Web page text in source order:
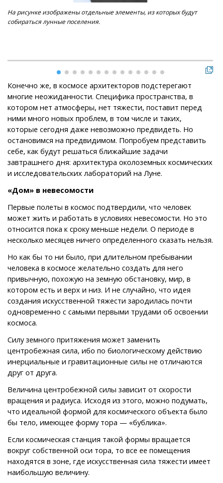
На рисунке изображены отдельные элементы, из которых будут
собираться лунные поселения.
Конечно же, в космосе архитекторов подстерегают
многие неожиданности. Специфика пространства, в
котором нет атмосферы, нет тяжести, поставит перед
ними много новых проблем, в том числе и таких,
которые сегодня даже невозможно предвидеть. Но
остановимся на предвидимом. Попробуем представить
себе, как будут решаться ближайшие задачи
завтрашнего дня: архитектура околоземных космических
и исследовательских лабораторий на Луне.
«Дом» в невесомости
Первые полеты в космос подтвердили, что человек
может жить и работать в условиях невесомости. Но это
относится пока к сроку меньше недели. О периоде в
несколько месяцев ничего определенного сказать нельзя.
Но как бы то ни было, при длительном пребывании
человека в космосе желательно создать для него
привычную, похожую на земную обстановку, мир, в
котором есть и верх и низ. И не случайно, что идея
создания искусственной тяжести зародилась почти
одновременно с самыми первыми трудами об освоении
космоса.
Силу земного притяжения может заменить
центробежная сила, ибо по биологическому действию
инерциальные и гравитационные силы не отличаются
друг от друга.
Величина центробежной силы зависит от скорости
вращения и радиуса. Исходя из этого, можно подумать,
что идеальной формой для космического объекта было
бы тело, имеющее форму тора — «бублика».
Если космическая станция такой формы вращается
вокруг собственной оси тора, то все ее помещения
находятся в зоне, где искусственная сила тяжести имеет
наибольшую величину.